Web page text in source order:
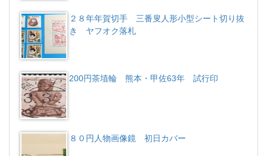
２８年年賀切手 三番叟人形小型シート切り抜
き ヤフオク落札
200円茶埴輪 熊本・甲佐63年 試行印
８０円人物画像鏡 初日カバー